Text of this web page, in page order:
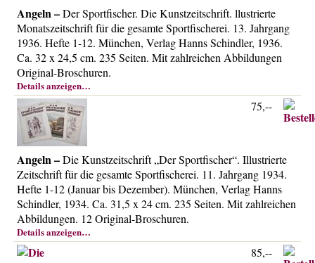
Impressum
Versandkosten
AGB
Widerrufsrecht
Datenschutz
Angeln –Der Sportfischer. Die Kunstzeitschrift. llustrierte
Monatszeitschrift für die gesamte Sportfischerei. 13. Jahrgang
1936. Hefte 1-12. München, Verlag Hanns Schindler, 1936.
Ca. 32 x 24,5 cm. 235 Seiten. Mit zahlreichen Abbildungen
Original-Broschuren.
Details anzeigen…
Angeln –Die Kunstzeitschrift „Der Sportfischer“. Illustrierte
Zeitschrift für die gesamte Sportfischerei. 11. Jahrgang 1934.
Hefte 1-12 (Januar bis Dezember). München, Verlag Hanns
Schindler, 1934. Ca. 31,5 x 24 cm. 235 Seiten. Mit zahlreichen
Abbildungen. 12 Original-Broschuren.
Details anzeigen…
75,--
85,--